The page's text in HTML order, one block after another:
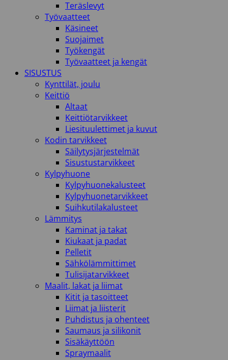
Teräslevyt
Työvaatteet
Käsineet
Suojaimet
Työkengät
Työvaatteet ja kengät
SISUSTUS
Kynttilät, joulu
Keittiö
Altaat
Keittiötarvikkeet
Liesituulettimet ja kuvut
Kodin tarvikkeet
Säilytysjärjestelmät
Sisustustarvikkeet
Kylpyhuone
Kylpyhuonekalusteet
Kylpyhuonetarvikkeet
Suihkutilakalusteet
Lämmitys
Kaminat ja takat
Kiukaat ja padat
Pelletit
Sähkölämmittimet
Tulisijatarvikkeet
Maalit, lakat ja liimat
Kitit ja tasoitteet
Liimat ja liisterit
Puhdistus ja ohenteet
Saumaus ja silikonit
Sisäkäyttöön
Spraymaalit